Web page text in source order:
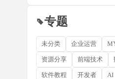
专题
未分类 企业运营
资源分享 前端技术
软件教程 开发者 AI